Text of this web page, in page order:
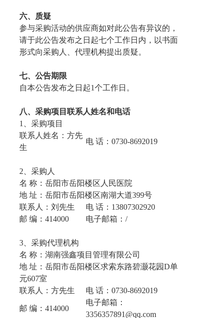
六、质疑
参与采购活动的供应商如对此公告有异议的，
请于此公告发布之日起七个工作日内，以书面
形式向采购人、代理机构提出质疑。
七、公告期限
自本公告发布之日起1个工作日。
八、采购项目联系人姓名和电话
1、采购项目
联系人姓名：方先
生
电 话：0730-8692019
2、采购人
名 称：岳阳市岳阳楼区人民医院
地 址：岳阳市岳阳楼区南湖大道399号
联系人：刘先生
电 话：13807302920
邮 编：414000
电子邮箱：/
3、采购代理机构
名 称：湖南强鑫项目管理有限公司
地 址：岳阳市岳阳楼区求索东路碧灏花园D单
元607室
联系人：方先生
电 话：0730-8692019
邮 编：414000
电子邮箱：
3356357891@qq.com